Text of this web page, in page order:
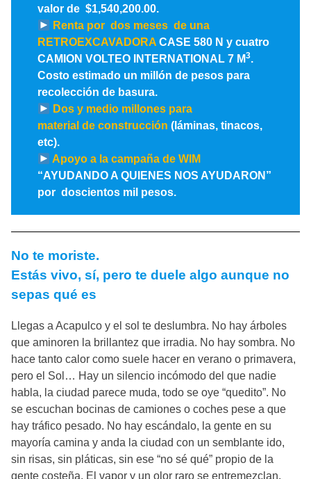
valor de $1,540,200.00.
Renta por dos meses de una
RETROEXCAVADORA CASE 580 N y cuatro
CAMION VOLTEO INTERNATIONAL 7 M3.
Costo estimado un millón de pesos para
recolección de basura.
Dos y medio millones para
material de construcción (láminas, tinacos,
etc).
Apoyo a la campaña de WIM
“AYUDANDO A QUIENES NOS AYUDARON”
por doscientos mil pesos.
No te moriste.
Estás vivo, sí, pero te duele algo aunque no
sepas qué es
Llegas a Acapulco y el sol te deslumbra. No hay árboles
que aminoren la brillantez que irradia. No hay sombra. No
hace tanto calor como suele hacer en verano o primavera,
pero el Sol… Hay un silencio incómodo del que nadie
habla, la ciudad parece muda, todo se oye “quedito”. No
se escuchan bocinas de camiones o coches pese a que
hay tráfico pesado. No hay escándalo, la gente en su
mayoría camina y anda la ciudad con un semblante ido,
sin risas, sin pláticas, sin ese “no sé qué” propio de la
gente costeña. El vapor y un olor raro se entremezclan.